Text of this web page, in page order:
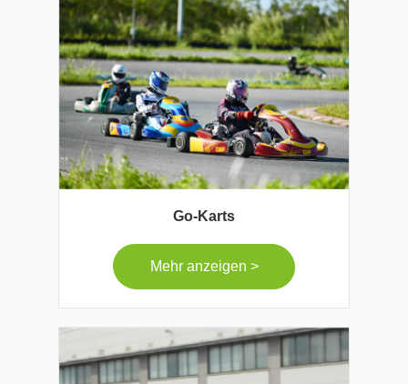
Go-Karts
Mehr anzeigen >